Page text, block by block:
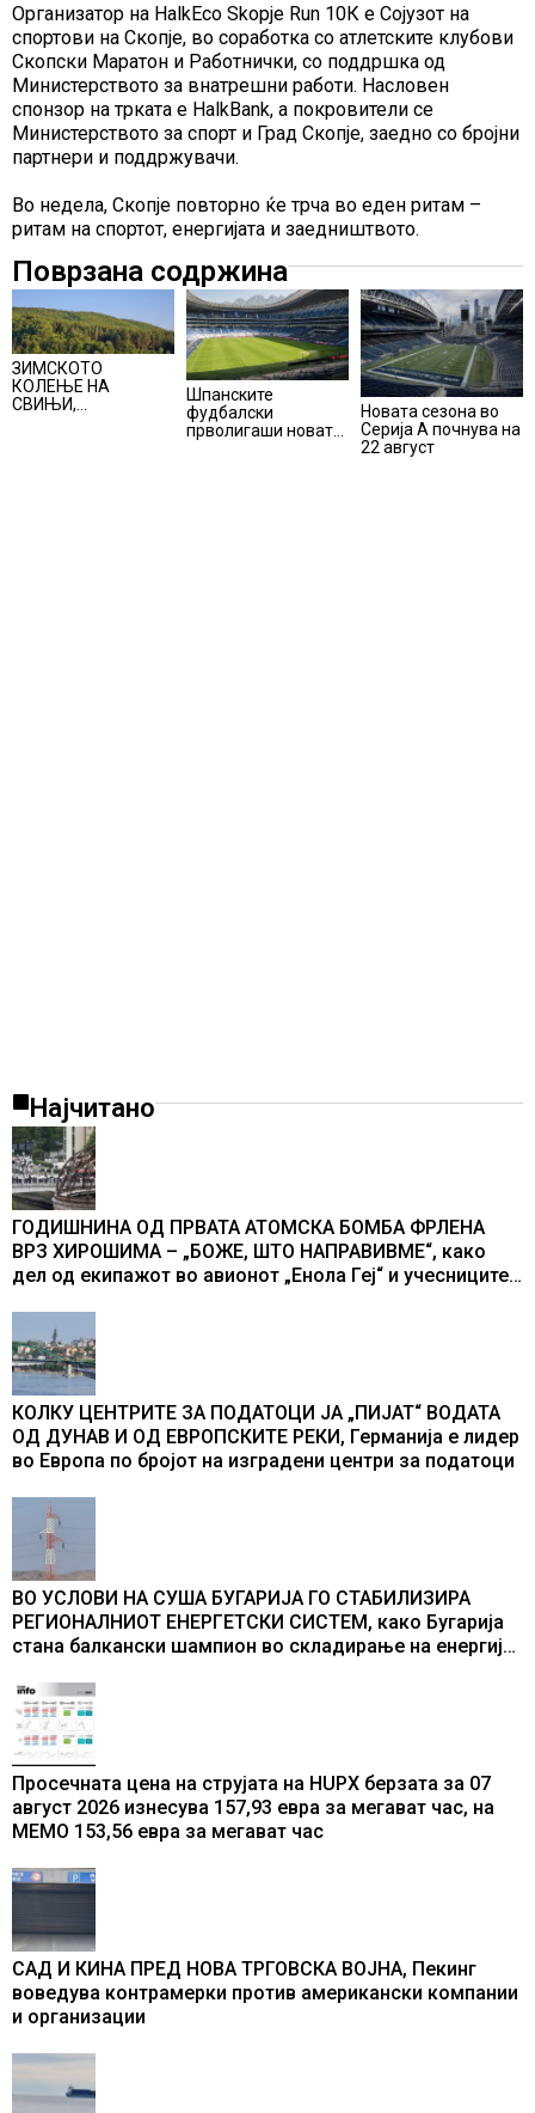
Организатор на HalkEco Skopje Run 10К е Сојузот на
спортови на Скопје, во соработка со атлетските клубови
Скопски Маратон и Работнички, со поддршка од
Министерството за внатрешни работи. Насловен
спонзор на трката е HalkBank, а покровители се
Министерството за спорт и Град Скопје, заедно со бројни
партнери и поддржувачи.
Во недела, Скопје повторно ќе трча во еден ритам –
ритам на спортот, енергијата и заедништвото.
Поврзана содржина
ЗИМСКОТО
КОЛЕЊЕ НА
СВИЊИ,
Шпанските
фудбалски
прволигаши новата
Новата сезона во
Серија А почнува на
22 август
Најчитано
ГОДИШНИНА ОД ПРВАТА АТОМСКА БОМБА ФРЛЕНА
ВРЗ ХИРОШИМА – „БОЖЕ, ШТО НАПРАВИВМЕ“, како
дел од екипажот во авионот „Енола Геј“ и учесниците
промени текот на историјата
КОЛКУ ЦЕНТРИТЕ ЗА ПОДАТОЦИ ЈА „ПИЈАТ“ ВОДАТА
ОД ДУНАВ И ОД ЕВРОПСКИТЕ РЕКИ, Германија е лидер
во Европа по бројот на изградени центри за податоци
ВО УСЛОВИ НА СУША БУГАРИЈА ГО СТАБИЛИЗИРА
РЕГИОНАЛНИОТ ЕНЕРГЕТСКИ СИСТЕМ, како Бугарија
стана балкански шампион во складирање на енергија
Просечната цена на струјата на HUPX берзата за 07
август 2026 изнесува 157,93 евра за мегават час, на
МЕМО 153,56 евра за мегават час
САД И КИНА ПРЕД НОВА ТРГОВСКА ВОЈНА, Пекинг
воведува контрамерки против американски компании
и организации